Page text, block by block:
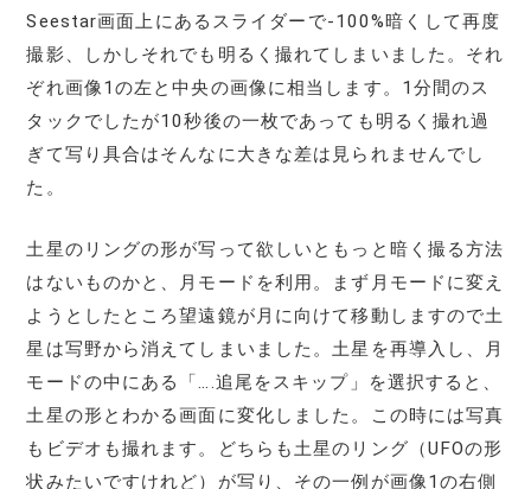
Seestar画面上にあるスライダーで-100%暗くして再度
撮影、しかしそれでも明るく撮れてしまいました。それ
ぞれ画像1の左と中央の画像に相当します。1分間のス
タックでしたが10秒後の一枚であっても明るく撮れ過
ぎて写り具合はそんなに大きな差は見られませんでし
た。
土星のリングの形が写って欲しいともっと暗く撮る方法
はないものかと、月モードを利用。まず月モードに変え
ようとしたところ望遠鏡が月に向けて移動しますので土
星は写野から消えてしまいました。土星を再導入し、月
モードの中にある「….追尾をスキップ」を選択すると、
土星の形とわかる画面に変化しました。この時には写真
もビデオも撮れます。どちらも土星のリング（UFOの形
状みたいですけれど）が写り、その一例が画像1の右側